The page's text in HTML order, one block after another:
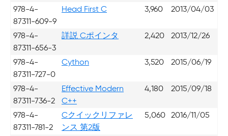
978-4-
87311-609-9
Head First C 3,960 2013/04/03
978-4-
87311-656-3
詳説 Cポインタ 2,420 2013/12/26
978-4-
87311-727-0
Cython 3,520 2015/06/19
978-4-
87311-736-2
Effective Modern
C++
4,180 2015/09/18
978-4-
87311-781-2
Cクイックリファレ
ンス 第2版
5,060 2016/11/05